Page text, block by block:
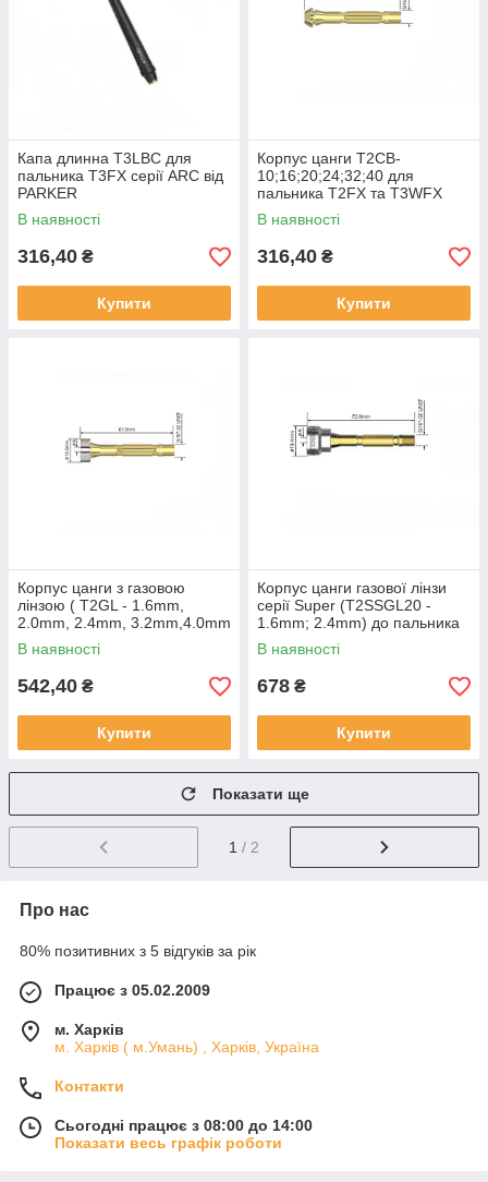
Капа длинна T3LBC для
пальника T3FX серії ARC від
PARKER
В наявності
316,40 ₴
Купити
Корпус цанги T2CB-
10;16;20;24;32;40 для
пальника T2FX та T3WFX
серії ARC від PARKER
В наявності
316,40 ₴
Купити
Корпус цанги з газовою
лінзою ( T2GL - 1.6mm,
2.0mm, 2.4mm, 3.2mm,4.0mm
) для пальника T2FX та
T3WFX серії ARC
В наявності
542,40 ₴
Купити
Корпус цанги газової лінзи
серії Super (T2SSGL20 -
1.6mm; 2.4mm) до пальника
T2FX та T3WFX серії ARC
В наявності
678 ₴
Купити
Показати ще
1 / 2
Про нас
80% позитивних з 5 відгуків за рік
Працює з 05.02.2009
м. Харків
м. Харків ( м.Умань) , Харків, Україна
Контакти
Сьогодні працює з 08:00 до 14:00
Показати весь графік роботи